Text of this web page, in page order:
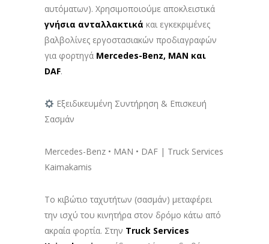
αυτόματων). Χρησιμοποιούμε αποκλειστικά
γνήσια ανταλλακτικά και εγκεκριμένες
βαλβολίνες εργοστασιακών προδιαγραφών
για φορτηγά Mercedes-Benz, MAN και
DAF.
Εξειδικευμένη Συντήρηση & Επισκευή
Σασμάν
Mercedes-Benz • MAN • DAF | Truck Services
Kaimakamis
Το κιβώτιο ταχυτήτων (σασμάν) μεταφέρει
την ισχύ του κινητήρα στον δρόμο κάτω από
ακραία φορτία. Στην Truck Services